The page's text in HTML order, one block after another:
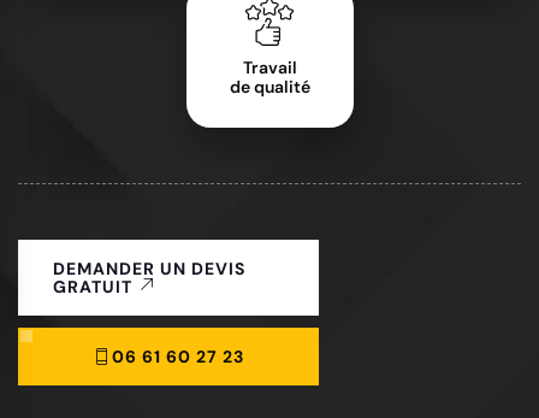
Travail
de qualité
DEMANDER UN DEVIS
GRATUIT
06 61 60 27 23